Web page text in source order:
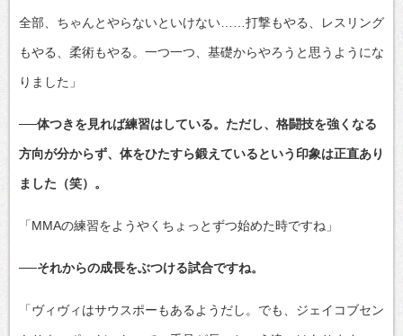
全部、ちゃんとやらないといけない……打撃もやる、レスリング
もやる、柔術もやる。一つ一つ、基礎からやろうと思うようにな
りました」
──体つきを見れば練習はしている。ただし、格闘技を強くなる
方向が分からず、体をひたすら鍛えているという印象は正直あり
ました（笑）。
「MMAの練習をようやくちょっとずつ始めた時ですね」
──それからの成長をぶつける試合ですね。
「ヴィヴィはサウスポーもあるようだし。でも、ジェイコブセン